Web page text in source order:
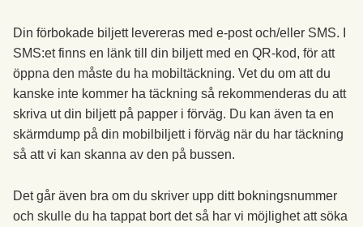
Din förbokade biljett levereras med e-post och/eller SMS. I
SMS:et finns en länk till din biljett med en QR-kod, för att
öppna den måste du ha mobiltäckning. Vet du om att du
kanske inte kommer ha täckning så rekommenderas du att
skriva ut din biljett på papper i förväg. Du kan även ta en
skärmdump på din mobilbiljett i förväg när du har täckning
så att vi kan skanna av den på bussen.
Det går även bra om du skriver upp ditt bokningsnummer
och skulle du ha tappat bort det så har vi möjlighet att söka